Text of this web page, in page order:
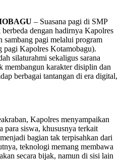
– Suasana pagi di SMP
berbeda dengan hadirnya Kapolres
sambang pagi melalui program
Kapolres Kotamobagu).
silaturahmi sekaligus sarana
membangun karakter disiplin dan
berbagai tantangan di era digital,
Kapolres menyampaikan
para siswa, khususnya terkait
bagian tak terpisahkan dari
teknologi memang membawa
secara bijak, namun di sisi lain